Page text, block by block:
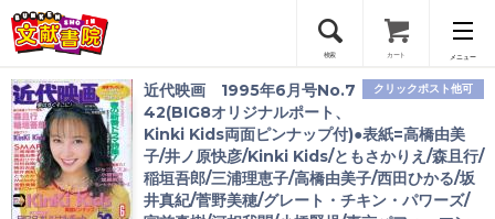
検索 カート メニュー
会員登録
ログイン
クリックポスト他可
近代映画 1995年6月号No.7
42(BIG8オリジナルポート、
Kinki Kids両面ピンナップ付)●表紙=高橋由美
子/井ノ原快彦/Kinki Kids/ともさかりえ/森且行/
稲垣吾郎/三浦理恵子/高橋由美子/西田ひかる/坂
井真紀/菅野美穂/グレート・チキン・パワーズ/